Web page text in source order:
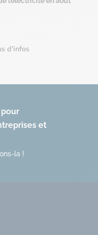
d’infos
et
la !